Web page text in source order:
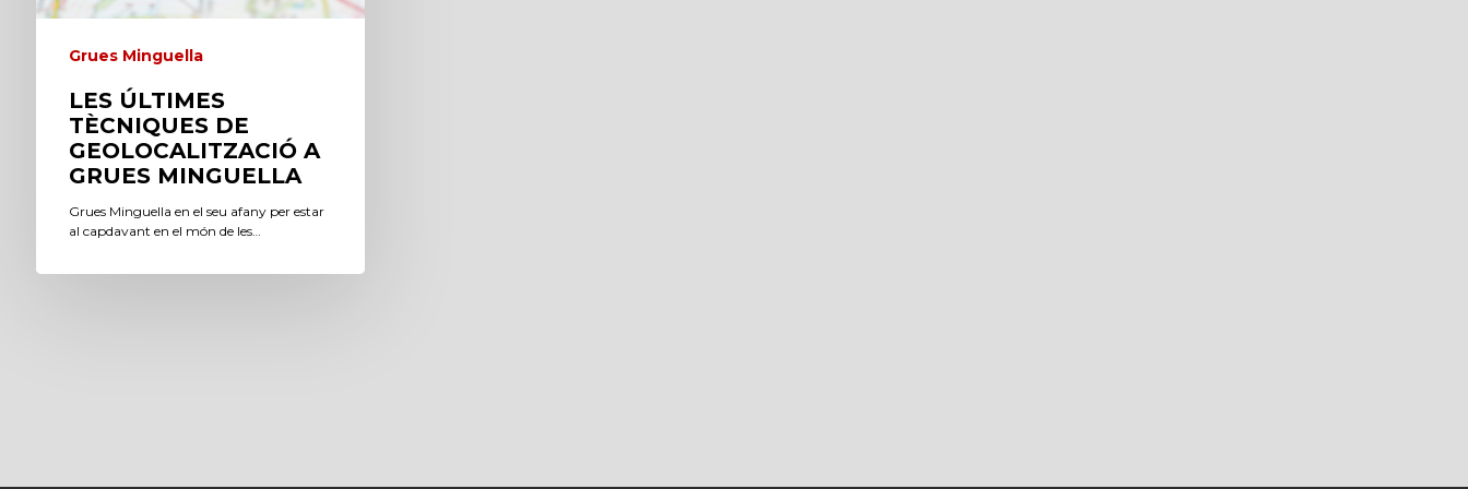
Grues Minguella
LES ÚLTIMES
TÈCNIQUES DE
GEOLOCALITZACIÓ A
GRUES MINGUELLA
Grues Minguella en el seu afany per estar
al capdavant en el món de les…